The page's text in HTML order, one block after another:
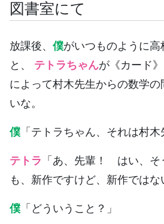
図書室にて
放課後、 僕がいつものように高
と、 テトラちゃんが《カード
によって村木先生からの数学
いな。
僕 「テトラちゃん、それは村木
テトラ 「あ、先輩！ はい、
も、新作ですけど、新作ではな
僕 「どういうこと？」